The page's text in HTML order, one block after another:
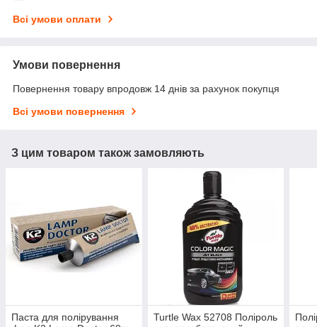
Всі умови оплати
Умови повернення
Повернення товару впродовж 14 днів за рахунок покупця
Всі умови повернення
З цим товаром також замовляють
Паста для полірування
Turtle Wax 52708 Поліроль